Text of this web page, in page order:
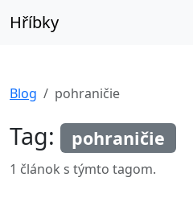
Hříbky
Blog pohraničie
Tag: pohraničie
1 článok s týmto tagom.